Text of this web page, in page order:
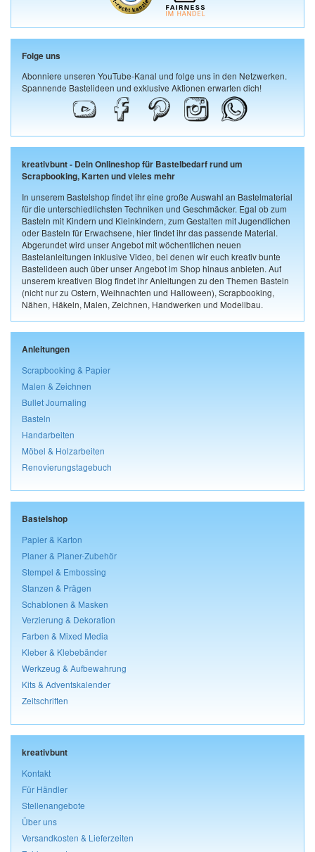
Folge uns
Abonniere unseren YouTube-Kanal und folge uns in den Netzwerken.
Spannende Bastelideen und exklusive Aktionen erwarten dich!
kreativbunt - Dein Onlineshop für Bastelbedarf rund um
Scrapbooking, Karten und vieles mehr
In unserem Bastelshop findet ihr eine große Auswahl an Bastelmaterial
für die unterschiedlichsten Techniken und Geschmäcker. Egal ob zum
Basteln mit Kindern und Kleinkindern, zum Gestalten mit Jugendlichen
oder Basteln für Erwachsene, hier findet ihr das passende Material.
Abgerundet wird unser Angebot mit wöchentlichen neuen
Bastelanleitungen inklusive Video, bei denen wir euch kreativ bunte
Bastelideen auch über unser Angebot im Shop hinaus anbieten. Auf
unserem kreativen Blog findet ihr Anleitungen zu den Themen Basteln
(nicht nur zu Ostern, Weihnachten und Halloween), Scrapbooking,
Nähen, Häkeln, Malen, Zeichnen, Handwerken und Modellbau.
Anleitungen
Scrapbooking & Papier
Malen & Zeichnen
Bullet Journaling
Basteln
Handarbeiten
Möbel & Holzarbeiten
Renovierungstagebuch
Bastelshop
Papier & Karton
Planer & Planer-Zubehör
Stempel & Embossing
Stanzen & Prägen
Schablonen & Masken
Verzierung & Dekoration
Farben & Mixed Media
Kleber & Klebebänder
Werkzeug & Aufbewahrung
Kits & Adventskalender
Zeitschriften
kreativbunt
Kontakt
Für Händler
Stellenangebote
Über uns
Versandkosten & Lieferzeiten